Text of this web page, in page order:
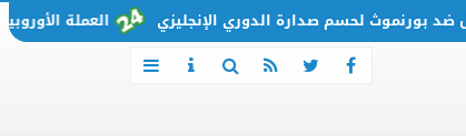
العملة الأوروبية تتحرك من لحسم صدارة الدوري الإنجليزي